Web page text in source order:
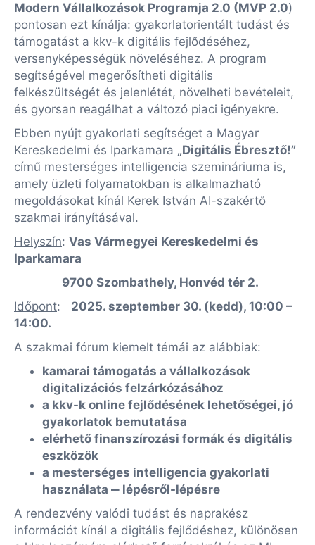
Modern Vállalkozások Programja 2.0 (MVP 2.0)
pontosan ezt kínálja: gyakorlatorientált tudást és
támogatást a kkv-k digitális fejlődéséhez,
versenyképességük növeléséhez. A program
segítségével megerősítheti digitális
felkészültségét és jelenlétét, növelheti bevételeit,
és gyorsan reagálhat a változó piaci igényekre.
Ebben nyújt gyakorlati segítséget a Magyar
Kereskedelmi és Iparkamara „Digitális Ébresztő!”
című mesterséges intelligencia szemináriuma is,
amely üzleti folyamatokban is alkalmazható
megoldásokat kínál Kerek István AI-szakértő
szakmai irányításával.
Helyszín: Vas Vármegyei Kereskedelmi és
Iparkamara
9700 Szombathely, Honvéd tér 2.
Időpont: 2025. szeptember 30. (kedd), 10:00 –
14:00.
A szakmai fórum kiemelt témái az alábbiak:
kamarai támogatás a vállalkozások
digitalizációs felzárkózásához
a kkv-k online fejlődésének lehetőségei, jó
gyakorlatok bemutatása
elérhető finanszírozási formák és digitális
eszközök
a mesterséges intelligencia gyakorlati
használata ‒ lépésről-lépésre
A rendezvény valódi tudást és naprakész
információt kínál a digitális fejlődéshez, különösen